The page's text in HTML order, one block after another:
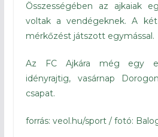
Összességében az ajkaiak
voltak a vendégeknek. A
mérkőzést játszott egymással.
Az FC Ajkára még egy
idényrajtig, vasárnap
csapat.
forrás: veol.hu/sport / fotó: